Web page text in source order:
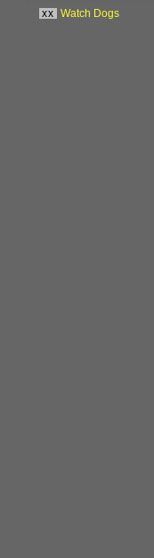
xx Watch Dogs